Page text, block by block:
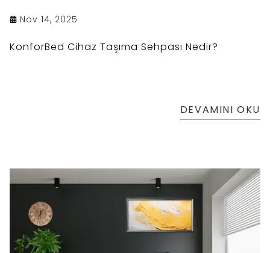
Nov 14, 2025
KonforBed Cihaz Taşıma Sehpası Nedir?
DEVAMINI OKU